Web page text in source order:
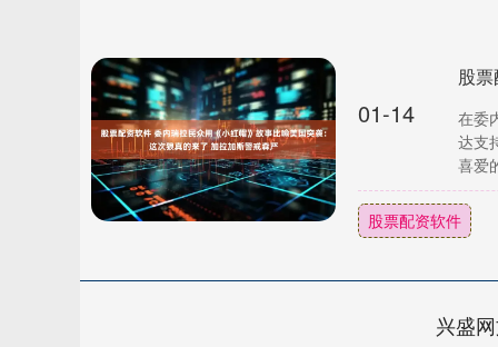
01-14
在委
达支
喜爱
股票配资软件
兴盛